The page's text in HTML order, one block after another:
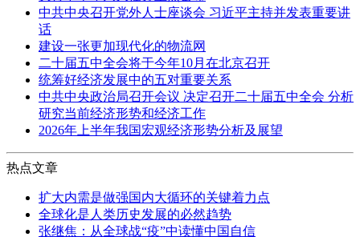
中共中央召开党外人士座谈会 习近平主持并发表重要讲
话
建设一张更加现代化的物流网
二十届五中全会将于今年10月在北京召开
统筹好经济发展中的五对重要关系
中共中央政治局召开会议 决定召开二十届五中全会 分析
研究当前经济形势和经济工作
2026年上半年我国宏观经济形势分析及展望
热点文章
扩大内需是做强国内大循环的关键着力点
全球化是人类历史发展的必然趋势
张继焦：从全球战“疫”中读懂中国自信